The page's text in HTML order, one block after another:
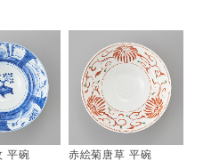
平碗
赤絵菊唐草 平碗